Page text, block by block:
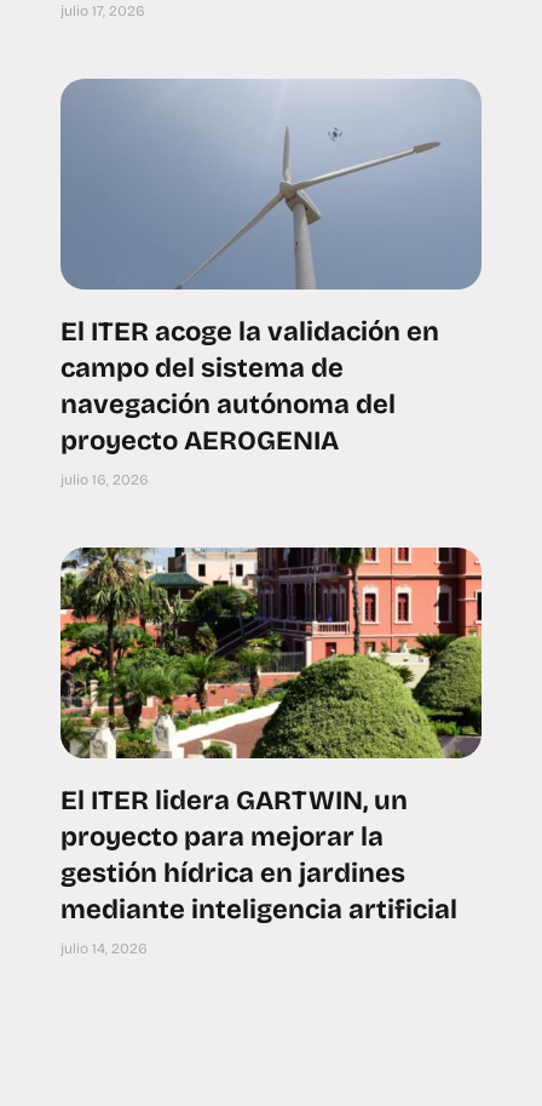
julio 17, 2026
El ITER acoge la validación en
campo del sistema de
navegación autónoma del
proyecto AEROGENIA
julio 16, 2026
El ITER lidera GARTWIN, un
proyecto para mejorar la
gestión hídrica en jardines
mediante inteligencia artificial
julio 14, 2026